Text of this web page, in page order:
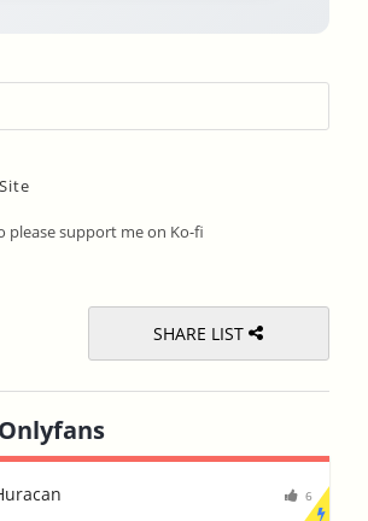
please support me on Ko-fi
SHARE LIST
6